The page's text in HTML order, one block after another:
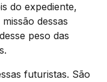
do expediente,
dessas
peso das
futuristas. São